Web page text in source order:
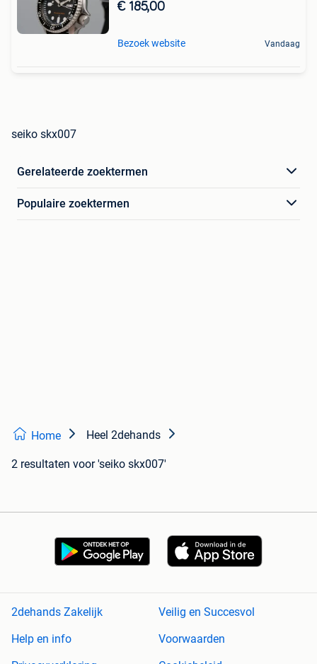
€ 185,00
Bezoek website Vandaag
seiko skx007
Gerelateerde zoektermen
Populaire zoektermen
Home Heel 2dehands
2 resultaten voor 'seiko skx007'
2dehands Zakelijk
Veilig en Succesvol
Help en info
Voorwaarden